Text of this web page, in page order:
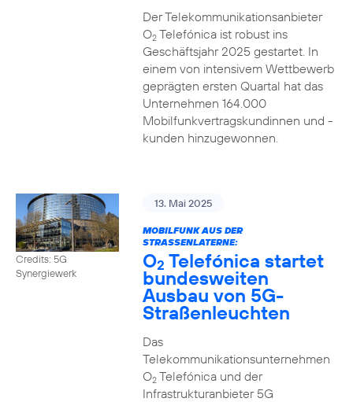
Der Telekommunikationsanbieter
O2Telefónica ist robust ins
Geschäftsjahr 2025 gestartet. In
einem von intensivem Wettbewerb
geprägten ersten Quartal hat das
Unternehmen 164.000
Mobilfunkvertragskundinnen und -
kunden hinzugewonnen.
Credits: 5G
Synergiewerk
13. Mai 2025
MOBILFUNK AUS DER
STRASSENLATERNE:
O2 Telefónica startet
bundesweiten
Ausbau von 5G-
Straßenleuchten
Das
Telekommunikationsunternehmen
O2Telefónica und der
Infrastrukturanbieter 5G